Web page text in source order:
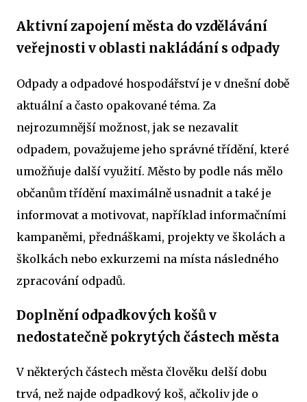
Aktivní zapojení města do vzdělávání
veřejnosti v oblasti nakládání s odpady
Odpady a odpadové hospodářství je v dnešní době
aktuální a často opakované téma. Za
nejrozumnější možnost, jak se nezavalit
odpadem, považujeme jeho správné třídění, které
umožňuje další využití. Město by podle nás mělo
občanům třídění maximálně usnadnit a také je
informovat a motivovat, například informačními
kampaněmi, přednáškami, projekty ve školách a
školkách nebo exkurzemi na místa následného
zpracování odpadů.
Doplnění odpadkových košů v
nedostatečně pokrytých částech města
V některých částech města člověku delší dobu
trvá, než najde odpadkový koš, ačkoliv jde o